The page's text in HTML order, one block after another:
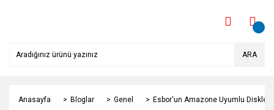
ARA
Anasayfa Bloglar Genel Esbor'un Amazone Uyumlu